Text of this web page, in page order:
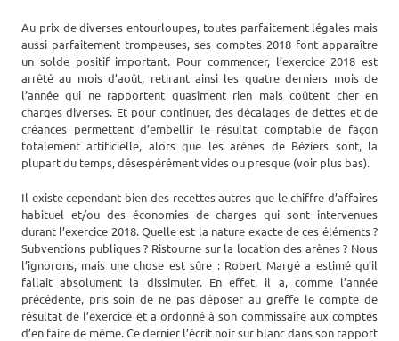
Au prix de diverses entourloupes, toutes parfaitement légales mais
aussi parfaitement trompeuses, ses comptes 2018 font apparaître
un solde positif important. Pour commencer, l’exercice 2018 est
arrêté au mois d’août, retirant ainsi les quatre derniers mois de
l’année qui ne rapportent quasiment rien mais coûtent cher en
charges diverses. Et pour continuer, des décalages de dettes et de
créances permettent d’embellir le résultat comptable de façon
totalement artificielle, alors que les arènes de Béziers sont, la
plupart du temps, désespérément vides ou presque (voir plus bas).
Il existe cependant bien des recettes autres que le chiffre d’affaires
habituel et/ou des économies de charges qui sont intervenues
durant l’exercice 2018. Quelle est la nature exacte de ces éléments ?
Subventions publiques ? Ristourne sur la location des arènes ? Nous
l’ignorons, mais une chose est sûre : Robert Margé a estimé qu’il
fallait absolument la dissimuler. En effet, il a, comme l’année
précédente, pris soin de ne pas déposer au greffe le compte de
résultat de l’exercice et a ordonné à son commissaire aux comptes
d’en faire de même. Ce dernier l’écrit noir sur blanc dans son rapport